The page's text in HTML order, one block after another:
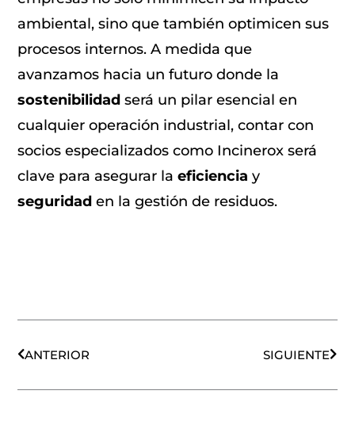
ambiental, sino que también optimicen sus
procesos internos. A medida que
avanzamos hacia un futuro donde la
sostenibilidad será un pilar esencial en
cualquier operación industrial, contar con
socios especializados como Incinerox será
clave para asegurar laeficiencia y
seguridad en la gestión de residuos.
ANTERIOR
SIGUIENTE